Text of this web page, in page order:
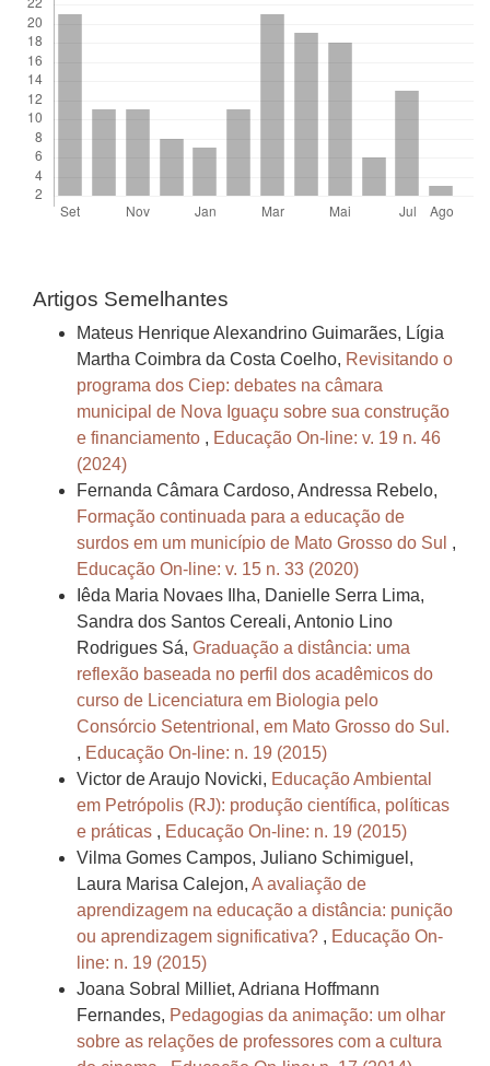
Artigos Semelhantes
Mateus Henrique Alexandrino Guimarães, Lígia
Martha Coimbra da Costa Coelho, Revisitando o
programa dos Ciep: debates na câmara
municipal de Nova Iguaçu sobre sua construção
e financiamento , Educação On-line: v. 19 n. 46
(2024)
Fernanda Câmara Cardoso, Andressa Rebelo,
Formação continuada para a educação de
surdos em um município de Mato Grosso do Sul ,
Educação On-line: v. 15 n. 33 (2020)
Iêda Maria Novaes Ilha, Danielle Serra Lima,
Sandra dos Santos Cereali, Antonio Lino
Rodrigues Sá, Graduação a distância: uma
reflexão baseada no perfil dos acadêmicos do
curso de Licenciatura em Biologia pelo
Consórcio Setentrional, em Mato Grosso do Sul.
, Educação On-line: n. 19 (2015)
Victor de Araujo Novicki, Educação Ambiental
em Petrópolis (RJ): produção científica, políticas
e práticas , Educação On-line: n. 19 (2015)
Vilma Gomes Campos, Juliano Schimiguel,
Laura Marisa Calejon, A avaliação de
aprendizagem na educação a distância: punição
ou aprendizagem significativa? , Educação On-
line: n. 19 (2015)
Joana Sobral Milliet, Adriana Hoffmann
Fernandes, Pedagogias da animação: um olhar
sobre as relações de professores com a cultura